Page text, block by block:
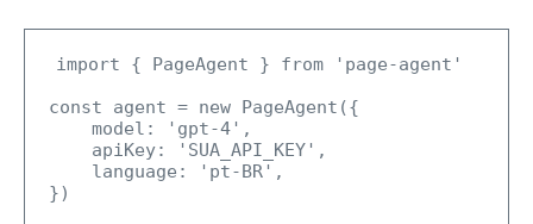
import { PageAgent } from 'page-agent'
const agent = new PageAgent({
})